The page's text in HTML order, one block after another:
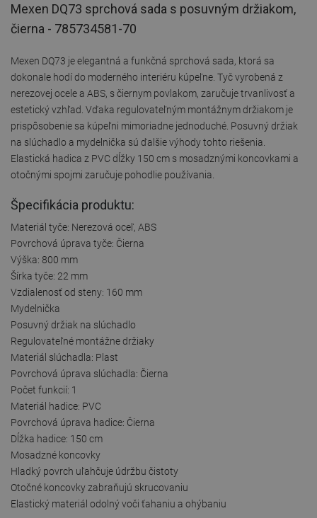
Mexen DQ73 sprchová sada s posuvným držiakom,
čierna - 785734581-70
Mexen DQ73 je elegantná a funkčná sprchová sada, ktorá sa
dokonale hodí do moderného interiéru kúpeľne. Tyč vyrobená z
nerezovej ocele a ABS, s čiernym povlakom, zaručuje trvanlivosť a
estetický vzhľad. Vďaka regulovateľným montážnym držiakom je
prispôsobenie sa kúpeľni mimoriadne jednoduché. Posuvný držiak
na slúchadlo a mydelnička sú ďalšie výhody tohto riešenia.
Elastická hadica z PVC dĺžky 150 cm s mosadznými koncovkami a
otočnými spojmi zaručuje pohodlie používania.
Špecifikácia produktu:
Materiál tyče: Nerezová oceľ, ABS
Povrchová úprava tyče: Čierna
Výška: 800 mm
Šírka tyče: 22 mm
Vzdialenosť od steny: 160 mm
Mydelnička
Posuvný držiak na slúchadlo
Regulovateľné montážne držiaky
Materiál slúchadla: Plast
Povrchová úprava slúchadla: Čierna
Počet funkcií: 1
Materiál hadice: PVC
Povrchová úprava hadice: Čierna
Dĺžka hadice: 150 cm
Mosadzné koncovky
Hladký povrch uľahčuje údržbu čistoty
Otočné koncovky zabraňujú skrucovaniu
Elastický materiál odolný voči ťahaniu a ohýbaniu